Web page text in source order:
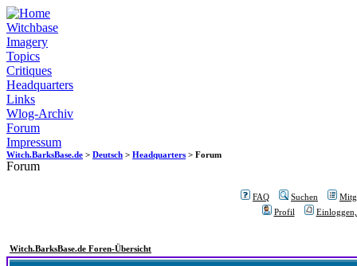
Witchbase
Imagery
Topics
Critiques
Headquarters
Links
Wlog-Archiv
Forum
Impressum
Witch.BarksBase.de > Deutsch > Headquarters > Forum
Forum
FAQ Suchen
Profil
Witch.BarksBase.de Foren-Übersicht